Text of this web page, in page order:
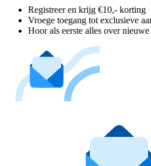
Registreer en krijg €10,- korting
Vroege toegang tot exclusieve
Hoor als eerste alles over